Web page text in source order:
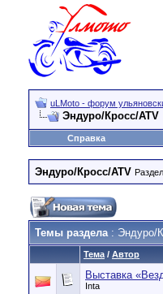
uLMoto - форум
Эндуро/Кросс/ATV
Справка
Эндуро/Кросс/ATV
Темы раздела: Эндуро/
Тема / Автор
Выставка
Inta